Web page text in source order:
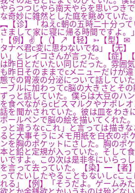
やらつつじやら南天やらを思いつき
な奇妙に雑然とした庭を眺めていた
︻【诊】「ねえc朝の五時二十分っ
さまして家に寝に帰る時間ですよ。
↑【例】✌【（】↗【轻】➳【型】✉
タナベ君c変に思わないでね」【无】
い」とレイコさんが言った。【症】
は昨日とだいたい同じだった。雰囲
も昨日そのままでcメニューだけが
態での胃液の分泌について話してい
ーブルに加わってc脳の大きさとそ
ずっと話していた。僕らは大豆のハ
を食べながらcビスマルクやナポレ
話を聞かされていた。彼は皿をわき
ボールペンで脳の絵を描いてくれた
っと違うなcこれ」と言っては描き
ると大事そうにメモ用紙を白衣のポ
ンを胸のポケットにさした。胸のポ
本と鉛と定規が入っていた。そして
いですよ。この次は是非冬にいらっ
を言って去っていた。【染】━【者
ってたいしたやることもないしcこ
れる」【例】「そうだよ。ゲームみ